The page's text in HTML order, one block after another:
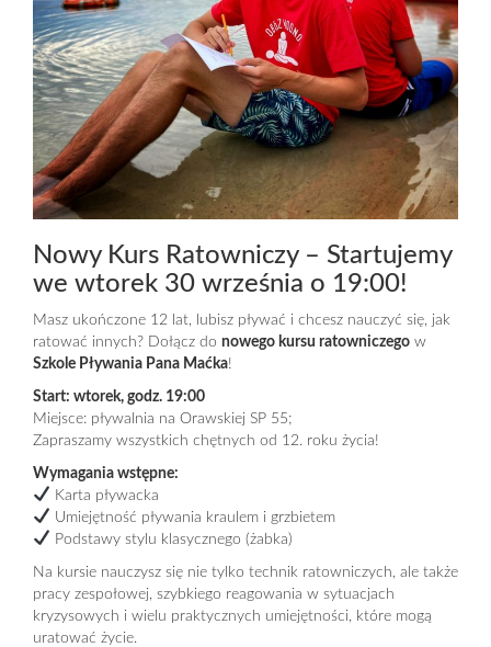
Nowy Kurs Ratowniczy – Startujemy
we wtorek 30 września o 19:00!
Masz ukończone 12 lat, lubisz pływać i chcesz nauczyć się, jak
ratować innych? Dołącz do nowego kursu ratowniczego w
Szkole Pływania Pana Maćka!
Start: wtorek, godz. 19:00
Miejsce: pływalnia na Orawskiej SP 55;
Zapraszamy wszystkich chętnych od 12. roku życia!
Wymagania wstępne:
Karta pływacka
Umiejętność pływania kraulem i grzbietem
Podstawy stylu klasycznego (żabka)
Na kursie nauczysz się nie tylko technik ratowniczych, ale także
pracy zespołowej, szybkiego reagowania w sytuacjach
kryzysowych i wielu praktycznych umiejętności, które mogą
uratować życie.